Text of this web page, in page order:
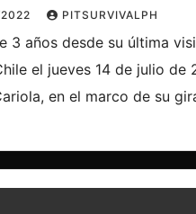
PITSURVIVALPH
3 años desde su última
el jueves 14 de julio de
en el marco de su